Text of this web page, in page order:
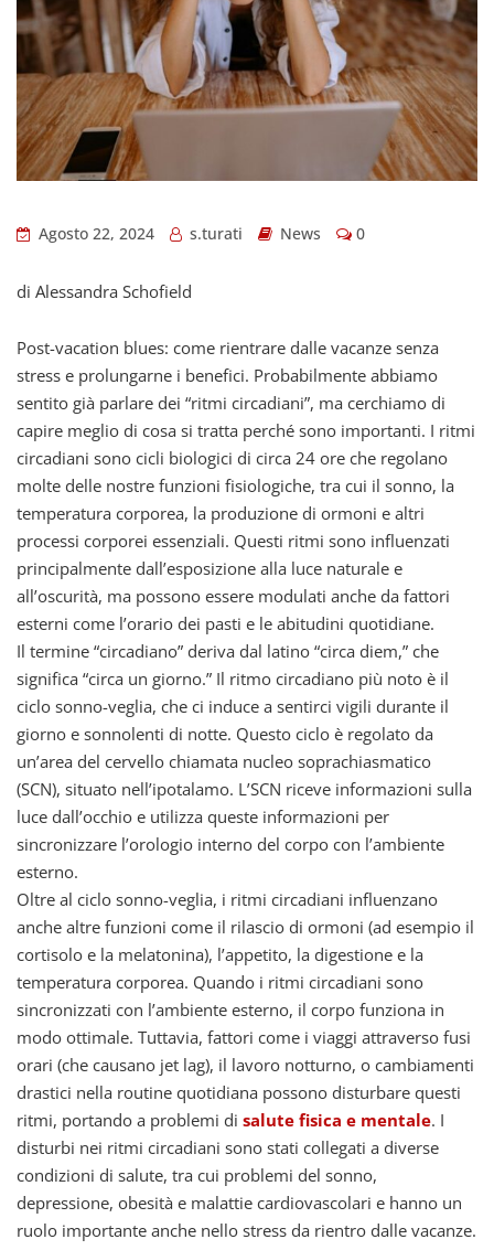
Agosto 22, 2024 s.turati News 0
di Alessandra Schofield
Post-vacation blues: come rientrare dalle vacanze senza
stress e prolungarne i benefici. Probabilmente abbiamo
sentito già parlare dei “ritmi circadiani”, ma cerchiamo di
capire meglio di cosa si tratta perché sono importanti. I ritmi
circadiani sono cicli biologici di circa 24 ore che regolano
molte delle nostre funzioni fisiologiche, tra cui il sonno, la
temperatura corporea, la produzione di ormoni e altri
processi corporei essenziali. Questi ritmi sono influenzati
principalmente dall’esposizione alla luce naturale e
all’oscurità, ma possono essere modulati anche da fattori
esterni come l’orario dei pasti e le abitudini quotidiane.
Il termine “circadiano” deriva dal latino “circa diem,” che
significa “circa un giorno.” Il ritmo circadiano più noto è il
ciclo sonno-veglia, che ci induce a sentirci vigili durante il
giorno e sonnolenti di notte. Questo ciclo è regolato da
un’area del cervello chiamata nucleo soprachiasmatico
(SCN), situato nell’ipotalamo. L’SCN riceve informazioni sulla
luce dall’occhio e utilizza queste informazioni per
sincronizzare l’orologio interno del corpo con l’ambiente
esterno.
Oltre al ciclo sonno-veglia, i ritmi circadiani influenzano
anche altre funzioni come il rilascio di ormoni (ad esempio il
cortisolo e la melatonina), l’appetito, la digestione e la
temperatura corporea. Quando i ritmi circadiani sono
sincronizzati con l’ambiente esterno, il corpo funziona in
modo ottimale. Tuttavia, fattori come i viaggi attraverso fusi
orari (che causano jet lag), il lavoro notturno, o cambiamenti
drastici nella routine quotidiana possono disturbare questi
ritmi, portando a problemi di salute fisica e mentale. I
disturbi nei ritmi circadiani sono stati collegati a diverse
condizioni di salute, tra cui problemi del sonno,
depressione, obesità e malattie cardiovascolari e hanno un
ruolo importante anche nello stress da rientro dalle vacanze.